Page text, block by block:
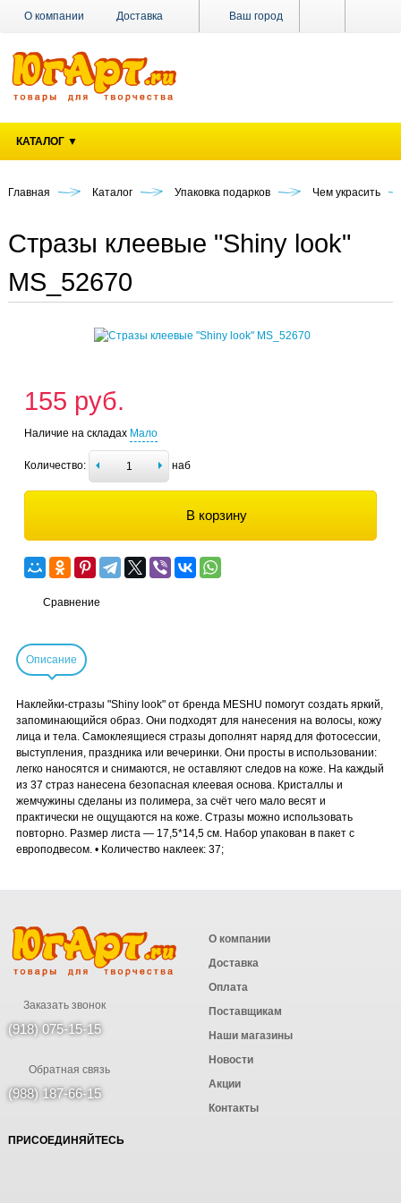
Ваш город
О компании Доставка
Наши магазины Новости
КАТАЛОГ ▼
Главная Каталог Упаковка подарков Чем украсить
Стразы клеевые "Shiny look"
MS_52670
155 руб.
Наличие на складах Мало
Количество: наб
В корзину
Сравнение
Описание
Наклейки-стразы "Shiny look" от бренда MESHU помогут создать яркий,
запоминающийся образ. Они подходят для нанесения на волосы, кожу
лица и тела. Самоклеящиеся стразы дополнят наряд для фотосессии,
выступления, праздника или вечеринки. Они просты в использовании:
легко наносятся и снимаются, не оставляют следов на коже. На каждый
из 37 страз нанесена безопасная клеевая основа. Кристаллы и
жемчужины сделаны из полимера, за счёт чего мало весят и
практически не ощущаются на коже. Стразы можно использовать
повторно. Размер листа — 17,5*14,5 см. Набор упакован в пакет с
европодвесом. • Количество наклеек: 37;
Заказать звонок
(918) 075-15-15
Обратная связь
(988) 187-66-15
О компании
Доставка
Оплата
Поставщикам
Наши магазины
Новости
Акции
Контакты
ПРИСОЕДИНЯЙТЕСЬ